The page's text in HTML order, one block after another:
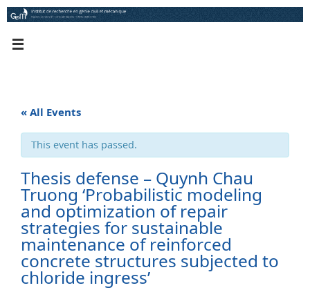
Skip
« All Events
This event has passed.
Thesis defense – Quynh Chau
Truong ‘Probabilistic modeling
and optimization of repair
strategies for sustainable
maintenance of reinforced
concrete structures subjected to
chloride ingress’